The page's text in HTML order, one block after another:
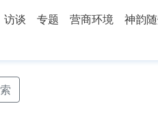
访谈 专题 营商环境
神韵